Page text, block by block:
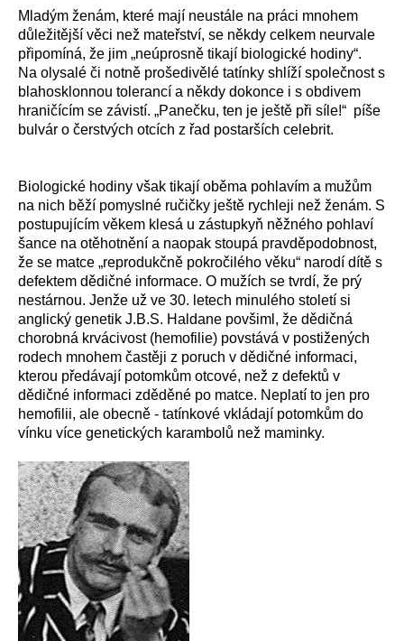
Mladým ženám, které mají neustále na práci mnohem
důležitější věci než mateřství, se někdy celkem neurvale
připomíná, že jim „neúprosně tikají biologické hodiny“.
Na olysalé či notně prošedivělé tatínky shlíží společnost s
blahosklonnou tolerancí a někdy dokonce i s obdivem
hraničícím se závistí. „Panečku, ten je ještě při síle!“ píše
bulvár o čerstvých otcích z řad postarších celebrit.
Biologické hodiny však tikají oběma pohlavím a mužům
na nich běží pomyslné ručičky ještě rychleji než ženám. S
postupujícím věkem klesá u zástupkyň něžného pohlaví
šance na otěhotnění a naopak stoupá pravděpodobnost,
že se matce „reprodukčně pokročilého věku“ narodí dítě s
defektem dědičné informace. O mužích se tvrdí, že prý
nestárnou. Jenže už ve 30. letech minulého století si
anglický genetik J.B.S. Haldane povšiml, že dědičná
chorobná krvácivost (hemofilie) povstává v postižených
rodech mnohem častěji z poruch v dědičné informaci,
kterou předávají potomkům otcové, než z defektů v
dědičné informaci zděděné po matce. Neplatí to jen pro
hemofilii, ale obecně - tatínkové vkládají potomkům do
vínku více genetických karambolů než maminky.